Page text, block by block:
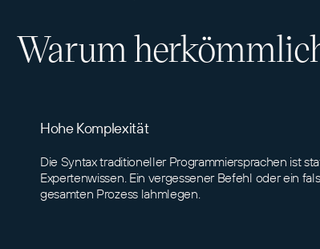
Warum
Hohe Komplexität
Die Syntax traditioneller Programmiersprachen ist
Expertenwissen. Ein vergessener Befehl oder ein
gesamten Prozess lahmlegen.